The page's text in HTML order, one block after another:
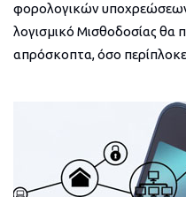
φορολογικών
λογισμικό Μισθοδοσίας θα
απρόσκοπτα, όσο